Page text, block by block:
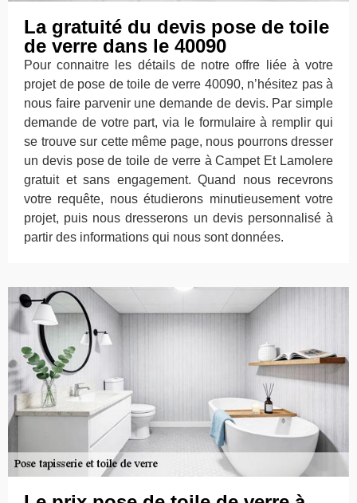
La gratuité du devis pose de toile
de verre dans le 40090
Pour connaitre les détails de notre offre liée à votre
projet de pose de toile de verre 40090, n’hésitez pas à
nous faire parvenir une demande de devis. Par simple
demande de votre part, via le formulaire à remplir qui
se trouve sur cette même page, nous pourrons dresser
un devis pose de toile de verre à Campet Et Lamolere
gratuit et sans engagement. Quand nous recevrons
votre requête, nous étudierons minutieusement votre
projet, puis nous dresserons un devis personnalisé à
partir des informations qui nous sont données.